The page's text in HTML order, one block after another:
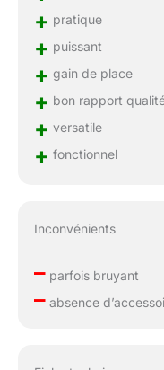
+ pratique
+ puissant
+ gain de place
+ bon rapport
+ versatile
+ fonctionnel
Inconvénients
–parfois bruyant
–absence